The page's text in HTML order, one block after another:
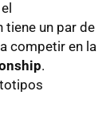
un par de
competir en la
.